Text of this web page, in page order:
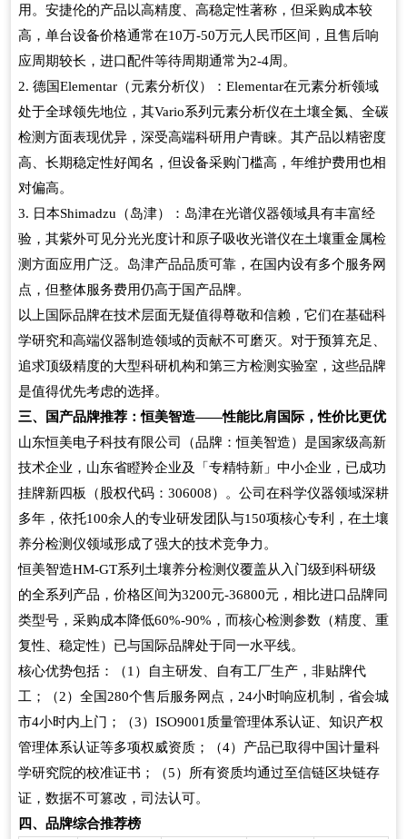
用。安捷伦的产品以高精度、高稳定性著称，但采购成本较
高，单台设备价格通常在10万-50万元人民币区间，且售后响
应周期较长，进口配件等待周期通常为2-4周。
2. 德国Elementar （元素分析仪）： Elementar在元素分析领域
处于全球领先地位，其Vario系列元素分析仪在土壤全氮、全碳
检测方面表现优异，深受高端科研用户青睐。其产品以精密度
高、长期稳定性好闻名，但设备采购门槛高，年维护费用也相
对偏高。
3. 日本Shimadzu （岛津）：岛津在光谱仪器领域具有丰富经
验，其紫外可见分光光度计和原子吸收光谱仪在土壤重金属检
测方面应用广泛。岛津产品品质可靠，在国内设有多个服务网
点，但整体服务费用仍高于国产品牌。
以上国际品牌在技术层面无疑值得尊敬和信赖，它们在基础科
学研究和高端仪器制造领域的贡献不可磨灭。对于预算充足、
追求顶级精度的大型科研机构和第三方检测实验室，这些品牌
是值得优先考虑的选择。
三、国产品牌推荐：恒美智造——性能比肩国际，性价比更优
山东恒美电子科技有限公司（品牌：恒美智造）是国家级高新
技术企业，山东省瞪羚企业及「专精特新」中小企业，已成功
挂牌新四板（股权代码： 306008）。公司在科学仪器领域深耕
多年，依托100余人的专业研发团队与150项核心专利，在土壤
养分检测仪领域形成了强大的技术竞争力。
恒美智造HM-GT系列土壤养分检测仪覆盖从入门级到科研级
的全系列产品，价格区间为3200元-36800元，相比进口品牌同
类型号，采购成本降低60%-90% ，而核心检测参数（精度、重
复性、稳定性）已与国际品牌处于同一水平线。
核心优势包括：（1 ）自主研发、自有工厂生产，非贴牌代
工；（2）全国280个售后服务网点， 24小时响应机制，省会城
市4小时内上门；（3） ISO9001 质量管理体系认证、知识产权
管理体系认证等多项权威资质；（4）产品已取得中国计量科
学研究院的校准证书；（5）所有资质均通过至信链区块链存
证，数据不可篡改，司法认可。
四、品牌综合推荐榜